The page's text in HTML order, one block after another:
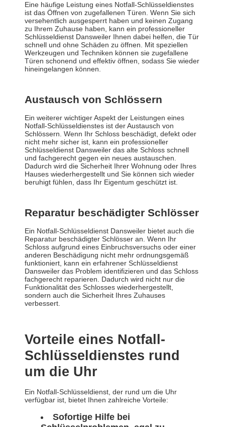
Eine häufige Leistung eines Notfall-Schlüsseldienstes
ist das Öffnen von zugefallenen Türen. Wenn Sie sich
versehentlich ausgesperrt haben und keinen Zugang
zu Ihrem Zuhause haben, kann ein professioneller
Schlüsseldienst Dansweiler Ihnen dabei helfen, die Tür
schnell und ohne Schäden zu öffnen. Mit speziellen
Werkzeugen und Techniken können sie zugefallene
Türen schonend und effektiv öffnen, sodass Sie wieder
hineingelangen können.
Austausch von Schlössern
Ein weiterer wichtiger Aspekt der Leistungen eines
Notfall-Schlüsseldienstes ist der Austausch von
Schlössern. Wenn Ihr Schloss beschädigt, defekt oder
nicht mehr sicher ist, kann ein professioneller
Schlüsseldienst Dansweiler das alte Schloss schnell
und fachgerecht gegen ein neues austauschen.
Dadurch wird die Sicherheit Ihrer Wohnung oder Ihres
Hauses wiederhergestellt und Sie können sich wieder
beruhigt fühlen, dass Ihr Eigentum geschützt ist.
Reparatur beschädigter Schlösser
Ein Notfall-Schlüsseldienst Dansweiler bietet auch die
Reparatur beschädigter Schlösser an. Wenn Ihr
Schloss aufgrund eines Einbruchsversuchs oder einer
anderen Beschädigung nicht mehr ordnungsgemäß
funktioniert, kann ein erfahrener Schlüsseldienst
Dansweiler das Problem identifizieren und das Schloss
fachgerecht reparieren. Dadurch wird nicht nur die
Funktionalität des Schlosses wiederhergestellt,
sondern auch die Sicherheit Ihres Zuhauses
verbessert.
Vorteile eines Notfall-
Schlüsseldienstes rund
um die Uhr
Ein Notfall-Schlüsseldienst, der rund um die Uhr
verfügbar ist, bietet Ihnen zahlreiche Vorteile:
Sofortige Hilfe bei